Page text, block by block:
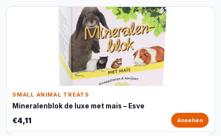
SMALL ANIMAL TREATS
Mineralenblok de luxe met mais – Esve
€4,11 Ansehen